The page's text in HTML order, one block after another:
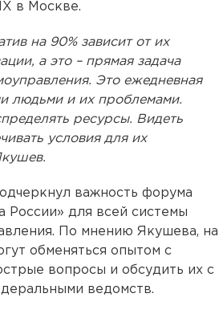
в Москве.
на 90% зависит от их
а это – прямая задача
Это ежедневная
людьми и их проблемами.
ресурсы. Видеть
условия для их
важность форума
России» для всей системы
По мнению Якушева, на
обменяться опытом с
вопросы и обсудить их с
ведомств.